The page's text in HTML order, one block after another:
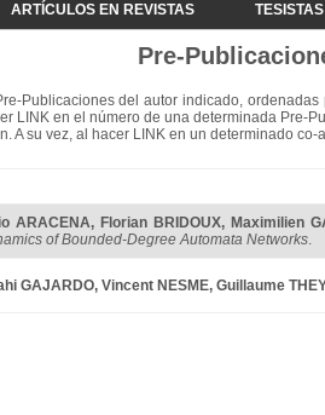
ARTÍCULOS EN REVISTAS
Pre-
Publicaciones del autor indicado,
LINK en el número de una determinada Pre-
A su vez, al hacer LINK en un determinado
ARACENA, Florian BRIDOUX, Maximilien
of Bounded-Degree Automata Networks.
GAJARDO, Vincent NESME, Guillaume